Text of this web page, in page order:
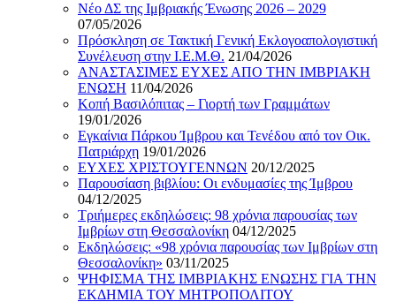
Νέο ΔΣ της Ιμβριακής Ένωσης 2026 – 2029
07/05/2026
Πρόσκληση σε Τακτική Γενική Εκλογοαπολογιστική
Συνέλευση στην Ι.Ε.Μ.Θ. 21/04/2026
ΑΝΑΣΤΑΣΙΜΕΣ ΕΥΧΕΣ ΑΠΟ ΤΗΝ ΙΜΒΡΙΑΚΗ
ΕΝΩΣΗ 11/04/2026
Κοπή Βασιλόπιτας – Γιορτή των Γραμμάτων
19/01/2026
Εγκαίνια Πάρκου Ίμβρου και Τενέδου από τον Οικ.
Πατριάρχη 19/01/2026
ΕΥΧΕΣ ΧΡΙΣΤΟΥΓΕΝΝΩΝ 20/12/2025
Παρουσίαση βιβλίου: Οι ενδυμασίες της Ίμβρου
04/12/2025
Τριήμερες εκδηλώσεις: 98 χρόνια παρουσίας των
Ιμβρίων στη Θεσσαλονίκη 04/12/2025
Εκδηλώσεις: «98 χρόνια παρουσίας των Ιμβρίων στη
Θεσσαλονίκη» 03/11/2025
ΨΗΦΙΣΜΑ ΤΗΣ ΙΜΒΡΙΑΚΗΣ ΕΝΩΣΗΣ ΓΙΑ ΤΗΝ
ΕΚΔΗΜΙΑ ΤΟΥ ΜΗΤΡΟΠΟΛΙΤΟΥ